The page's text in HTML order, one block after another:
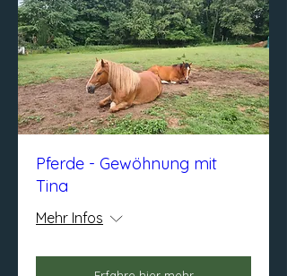
Pferde - Gewöhnung mit
Tina
Mehr Infos